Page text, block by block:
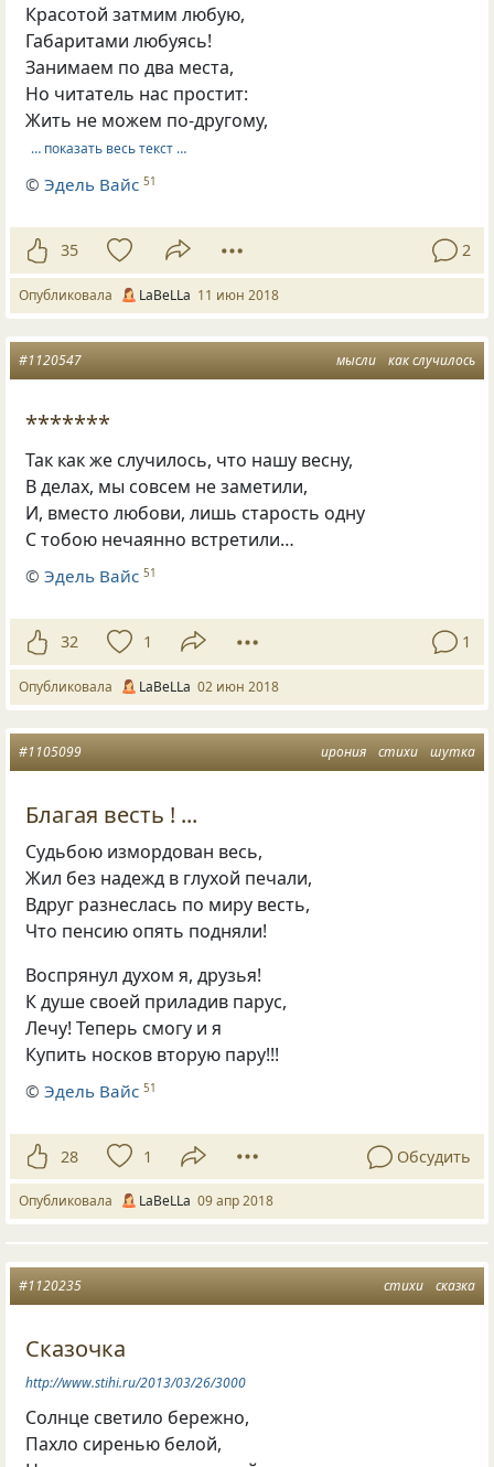
Красотой затмим любую,
Габаритами любуясь!
Занимаем по два места,
Но читатель нас простит:
Жить не можем по-другому,
… показать весь текст …
©Эдель Вайс 51
35 2
Опубликовала LaBeLLa 11 июн 2018
мысли как случилось
#1120547
*******
Так как же случилось, что нашу весну,
В делах, мы совсем не заметили,
И, вместо любови, лишь старость одну
С тобою нечаянно встретили…
©Эдель Вайс 51
32 1 1
Опубликовала LaBeLLa 02 июн 2018
ирония стихи шутка
#1105099
Благая весть ! ...
Судьбою измордован весь,
Жил без надежд в глухой печали,
Вдруг разнеслась по миру весть,
Что пенсию опять подняли!
Воспрянул духом я, друзья!
К душе своей приладив парус,
Лечу! Теперь смогу и я
Купить носков вторую пару!!!
©Эдель Вайс 51
28 1 Обсудить
Опубликовала LaBeLLa 09 апр 2018
стихи сказка
#1120235
Сказочка
http://www.stihi.ru/2013/03/26/3000
Солнце светило бережно,
Пахло сиренью белой,